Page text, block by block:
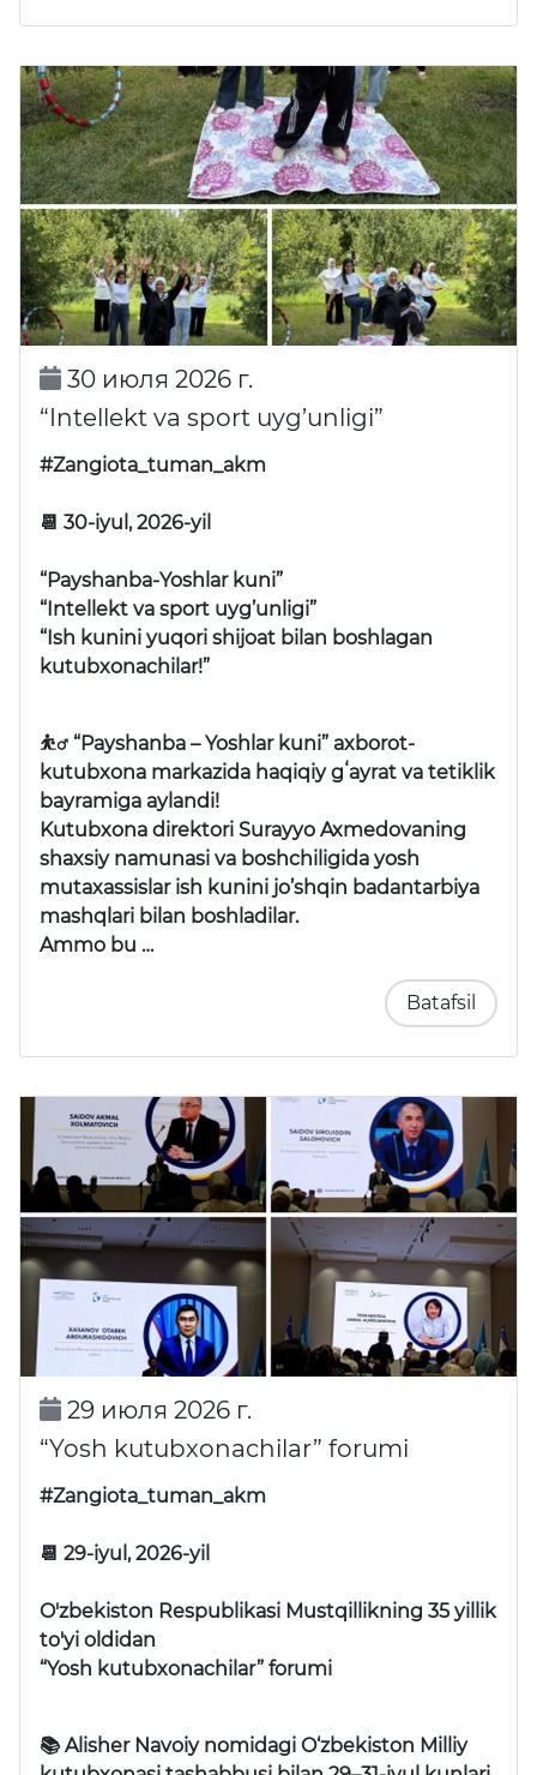
30 июля 2026 г.
“Intellekt va sport uyg’unligi”
#Zangiota_tuman_akm
📆 30-iyul, 2026-yil
“Payshanba-Yoshlar kuni”
“Intellekt va sport uyg’unligi”
“Ish kunini yuqori shijoat bilan boshlagan
kutubxonachilar!”
⛹️‍♂️ “Payshanba – Yoshlar kuni” axborot-
kutubxona markazida haqiqiy gʻayrat va tetiklik
bayramiga aylandi!
Kutubxona direktori Surayyo Axmedovaning
shaxsiy namunasi va boshchiligida yosh
mutaxassislar ish kunini jo’shqin badantarbiya
mashqlari bilan boshladilar.
Ammo bu …
Batafsil
29 июля 2026 г.
“Yosh kutubxonachilar” forumi
#Zangiota_tuman_akm
📆 29-iyul, 2026-yil
O'zbekiston Respublikasi Mustqillikning 35 yillik
to'yi oldidan
“Yosh kutubxonachilar” forumi
📚 Alisher Navoiy nomidagi O‘zbekiston Milliy